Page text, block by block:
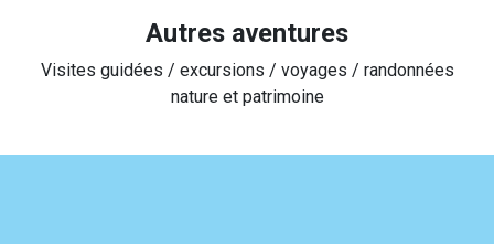
Autres aventures
Visites guidées / excursions / voyages / randonnées
nature et patrimoine